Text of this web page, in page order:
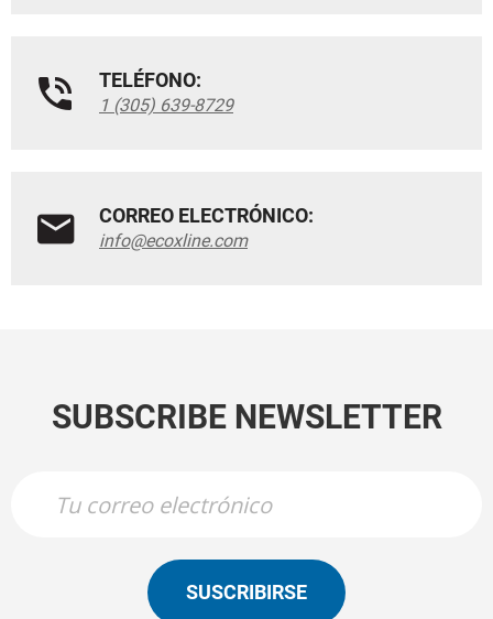
TELÉFONO:
1 (305) 639-8729
CORREO ELECTRÓNICO:
info@ecoxline.com
SUBSCRIBE NEWSLETTER
SUSCRIBIRSE